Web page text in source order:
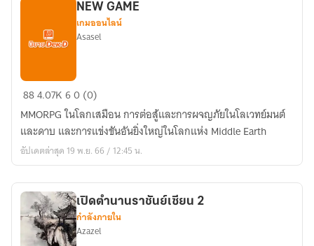
NEW
NEW GAME
เกมออนไลน์
Asasel
884.07K60 (0)
MMORPG ในโลกเสมือน การต่อสู้และการผจญภัยในโลเวทย์มนต์
และดาบ และการแข่งขันอันยิ่งใหญ่ในโลกแห่ง Middle Earth
อัปเดตล่าสุด 19 พ.ย. 66 / 12:45 น.
เปิดตำนานราชันย์เซียน 2
กำลังภายใน
Azazel